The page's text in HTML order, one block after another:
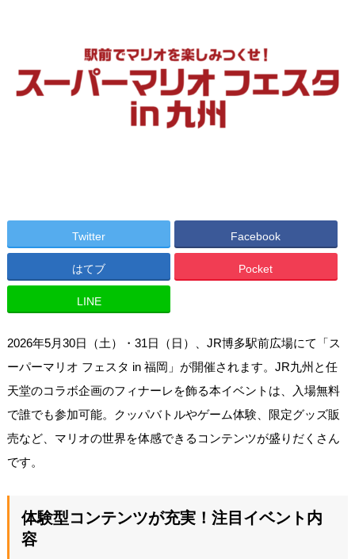
Twitter Facebook
はてブ Pocket
LINE
2026年5月30日（土）・31日（日）、JR博多駅前広場にて「ス
ーパーマリオ フェスタ in 福岡」が開催されます。JR九州と任
天堂のコラボ企画のフィナーレを飾る本イベントは、入場無料
で誰でも参加可能。クッパバトルやゲーム体験、限定グッズ販
売など、マリオの世界を体感できるコンテンツが盛りだくさん
です。
体験型コンテンツが充実！注目イベント内
容